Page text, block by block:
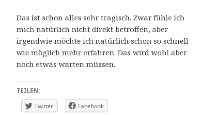
Das ist schon alles sehr tragisch. Zwar fühle ich
mich natürlich nicht direkt betroffen, aber
irgendwie möchte ich natürlich schon so schnell
wie möglich mehr erfahren. Das wird wohl aber
noch etwas warten müssen.
TEILEN:
Twitter
Facebook